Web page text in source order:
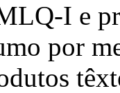
I e
por